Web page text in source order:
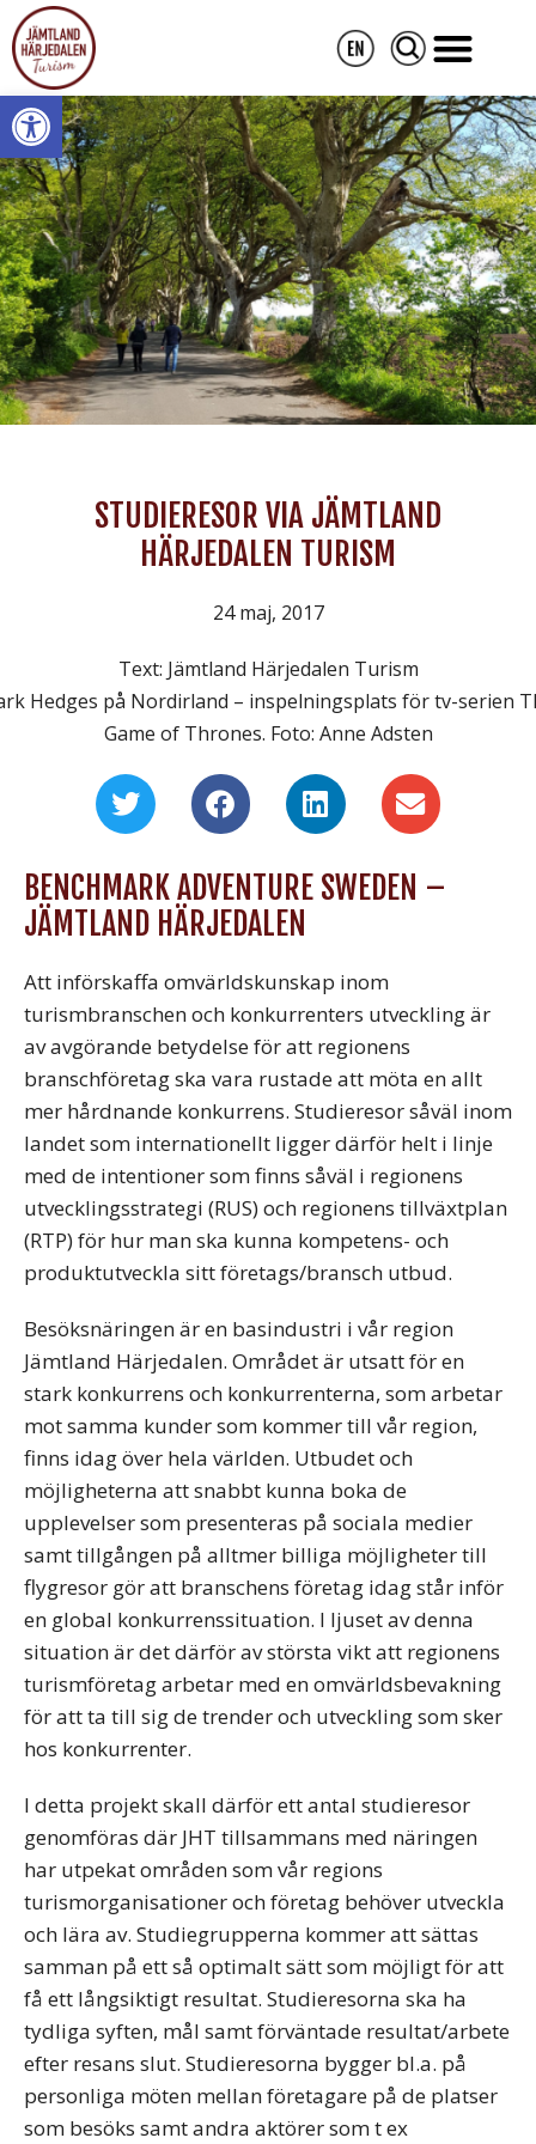
Open toolbar
STUDIERESOR VIA JÄMTLAND
HÄRJEDALEN TURISM
24 maj, 2017
Text: Jämtland Härjedalen Turism
Hedges på Nordirland – inspelningsplats för tv-serien
Game of Thrones. Foto: Anne Adsten
BENCHMARK ADVENTURE SWEDEN –
JÄMTLAND HÄRJEDALEN
Att införskaffa omvärldskunskap inom
turismbranschen och konkurrenters utveckling är
av avgörande betydelse för att regionens
branschföretag ska vara rustade att möta en allt
mer hårdnande konkurrens. Studieresor såväl inom
landet som internationellt ligger därför helt i linje
med de intentioner som finns såväl i regionens
utvecklingsstrategi (RUS) och regionens tillväxtplan
(RTP) för hur man ska kunna kompetens- och
produktutveckla sitt företags/bransch utbud.
Besöksnäringen är en basindustri i vår region
Jämtland Härjedalen. Området är utsatt för en
stark konkurrens och konkurrenterna, som arbetar
mot samma kunder som kommer till vår region,
finns idag över hela världen. Utbudet och
möjligheterna att snabbt kunna boka de
upplevelser som presenteras på sociala medier
samt tillgången på alltmer billiga möjligheter till
flygresor gör att branschens företag idag står inför
en global konkurrenssituation. I ljuset av denna
situation är det därför av största vikt att regionens
turismföretag arbetar med en omvärldsbevakning
för att ta till sig de trender och utveckling som sker
hos konkurrenter.
I detta projekt skall därför ett antal studieresor
genomföras där JHT tillsammans med näringen
har utpekat områden som vår regions
turismorganisationer och företag behöver utveckla
och lära av. Studiegrupperna kommer att sättas
samman på ett så optimalt sätt som möjligt för att
få ett långsiktigt resultat. Studieresorna ska ha
tydliga syften, mål samt förväntade resultat/arbete
efter resans slut. Studieresorna bygger bl.a. på
personliga möten mellan företagare på de platser
som besöks samt andra aktörer som t ex